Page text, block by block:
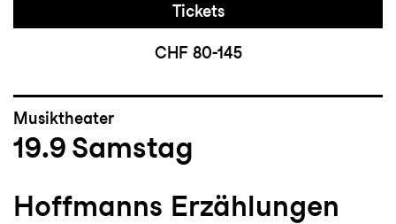
Tickets
CHF 80-145
Musiktheater
19.9 Samstag
Hoffmanns Erzählungen